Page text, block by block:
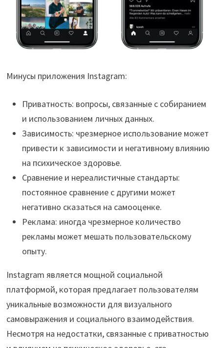
Минусы приложения Instagram:
Приватность: вопросы, связанные с собиранием
и использованием личных данных.
Зависимость: чрезмерное использование может
привести к зависимости и негативному влиянию
на психическое здоровье.
Сравнение и нереалистичные стандарты:
постоянное сравнение с другими может
негативно сказаться на самооценке.
Реклама: иногда чрезмерное количество
рекламы может мешать пользовательскому
опыту.
Instagram является мощной социальной
платформой, которая предлагает пользователям
уникальные возможности для визуального
самовыражения и социального взаимодействия.
Несмотря на недостатки, связанные с приватностью